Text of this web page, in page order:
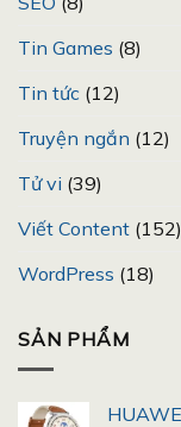
Tin Games (8)
Tin tức (12)
Truyện ngắn (12)
Tử vi (39)
Viết Content (152)
WordPress (18)
SẢN PHẨM